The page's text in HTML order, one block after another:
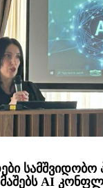
სამშვიდობო
AI